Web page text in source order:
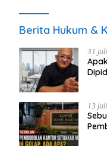
Berita Hukum &
31
13